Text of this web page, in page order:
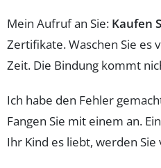
Mein Aufruf an Sie: Kaufen
Zertifikate. Waschen Sie es
Zeit. Die Bindung kommt
Ich habe den Fehler
Fangen Sie mit einem an.
Ihr Kind es liebt, werden